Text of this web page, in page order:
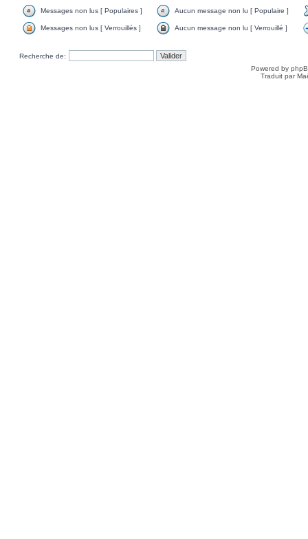
Messages non lus [ Populaires ] Aucun message non lu [ Populaire ]
Messages non lus [ Verrouillés ] Aucun message non lu [ Verrouillé ]
Recherche de:
Powered by
Traduit par